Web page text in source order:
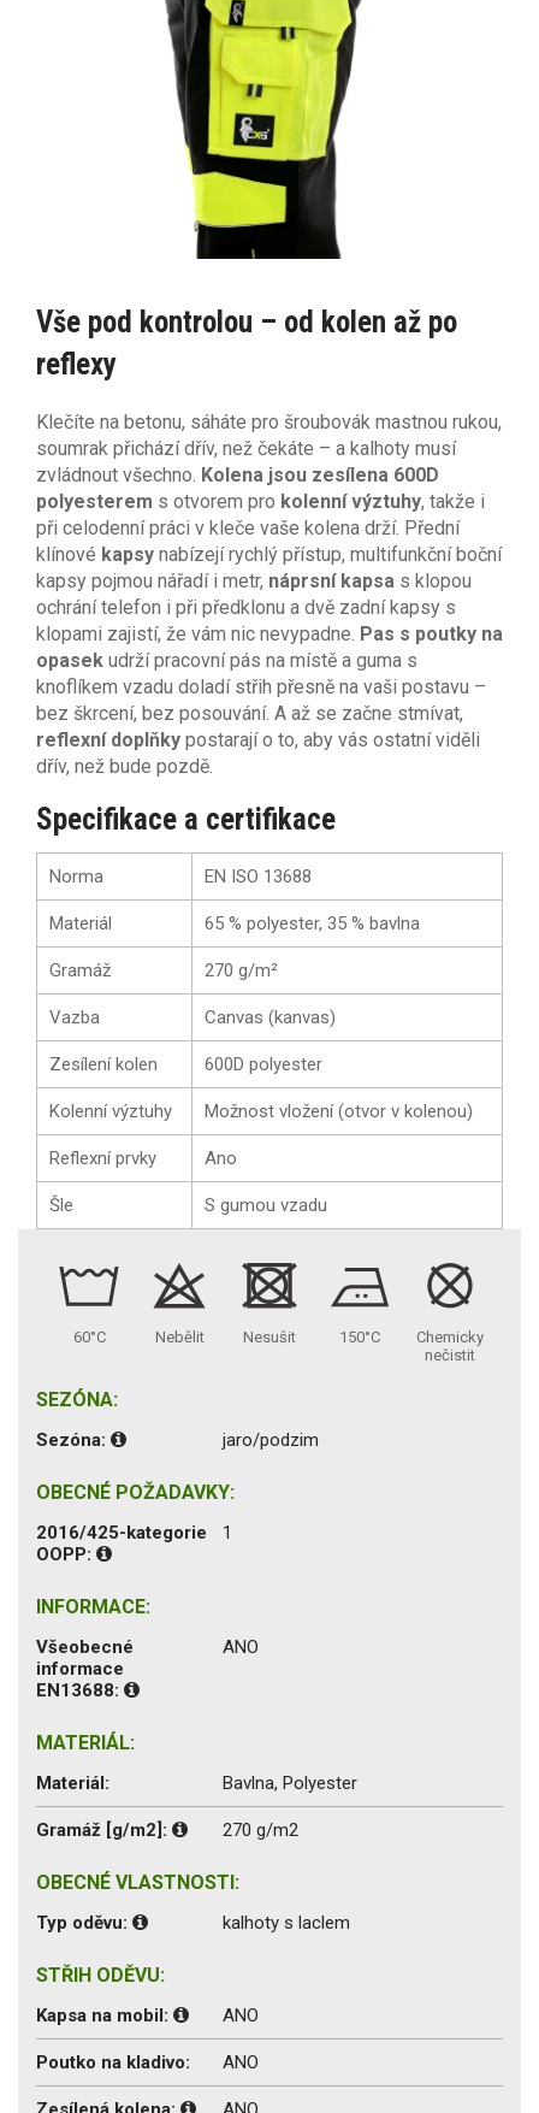
Vše pod kontrolou – od kolen až po
reflexy
Klečíte na betonu, sáháte pro šroubovák mastnou rukou,
soumrak přichází dřív, než čekáte – a kalhoty musí
zvládnout všechno. Kolena jsou zesílena 600D
polyesterem s otvorem pro kolenní výztuhy, takže i
při celodenní práci v kleče vaše kolena drží. Přední
klínové kapsy nabízejí rychlý přístup, multifunkční boční
kapsy pojmou nářadí i metr, náprsní kapsa s klopou
ochrání telefon i při předklonu a dvě zadní kapsy s
klopami zajistí, že vám nic nevypadne. Pas s poutky na
opasek udrží pracovní pás na místě a guma s
knoflíkem vzadu doladí střih přesně na vaši postavu –
bez škrcení, bez posouvání. A až se začne stmívat,
reflexní doplňky postarají o to, aby vás ostatní viděli
dřív, než bude pozdě.
Specifikace a certifikace
Norma EN ISO 13688
Materiál 65 % polyester, 35 % bavlna
Gramáž 270 g/m²
Vazba Canvas (kanvas)
Zesílení kolen 600D polyester
Kolenní výztuhy Možnost vložení (otvor v kolenou)
Reflexní prvky Ano
Šle S gumou vzadu
60°C Nebělit Nesušit 150°C
Chemicky
nečistit
SEZÓNA:
Sezóna: jaro/podzim
OBECNÉ POŽADAVKY:
2016/425-kategorie
OOPP:
1
INFORMACE:
Všeobecné
informace
EN13688:
ANO
MATERIÁL:
Materiál: Bavlna, Polyester
Gramáž [g/m2]: 270 g/m2
OBECNÉ VLASTNOSTI:
Typ oděvu: kalhoty s laclem
STŘIH ODĚVU:
Kapsa na mobil: ANO
Poutko na kladivo: ANO